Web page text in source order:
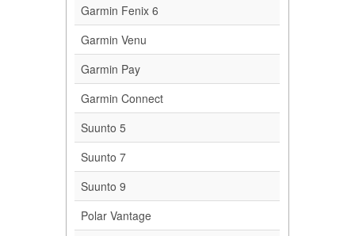
Garmin Fenix 6
Garmin Venu
Garmin Pay
Garmin Connect
Suunto 5
Suunto 7
Suunto 9
Polar Vantage